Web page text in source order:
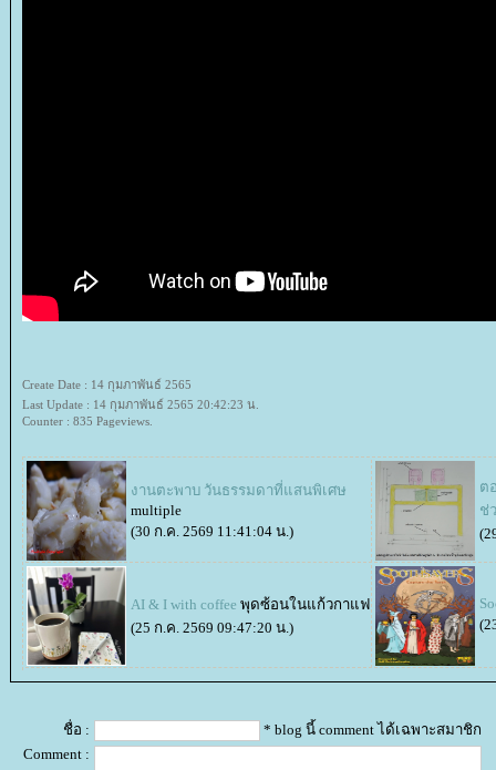
Create Date : 14 กุมภาพันธ์ 2565
Last Update : 14 กุมภาพันธ์ 2565 20:42:23 น.
Counter : 835 Pageviews.
งานตะพาบ วันธรรมดาที่แสนพิเศษ
multiple
(30 ก.ค. 2569 11:41:04 น.)
ต
ช่
AI & I with coffee พุดซ้อนในแก้วกาแฟ
(25 ก.ค. 2569 09:47:20 น.)
ชื่อ :
* blog นี้ comment ได้เฉพาะสมาชิก
Comment :